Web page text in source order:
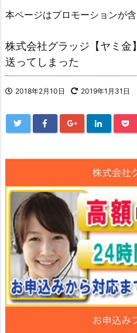
本ページはプロモーションが
株式会社グラッジ【ヤミ金
送ってしまった
2018年2月10日 2019年1月31日